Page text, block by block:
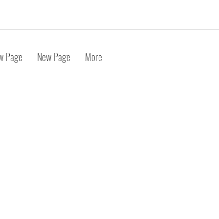
Page New Page More